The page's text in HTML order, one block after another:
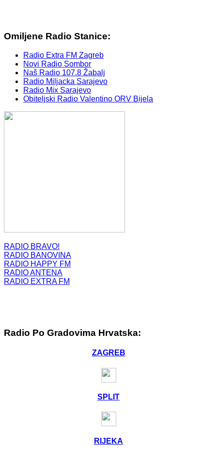
Omiljene Radio Stanice:
Radio Extra FM Zagreb
Novi Radio Sombor
Naš Radio 107.8 Žabalj
Radio Miljacka Sarajevo
Radio Mix Sarajevo
Obiteljski Radio Valentino ORV Bijela
RADIO BRAVO!
RADIO BANOVINA
RADIO HAPPY FM
RADIO ANTENA
RADIO EXTRA FM
Radio Po Gradovima Hrvatska:
ZAGREB
SPLIT
RIJEKA